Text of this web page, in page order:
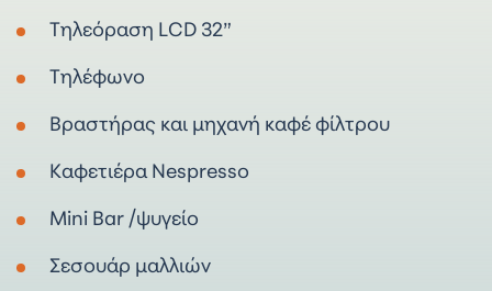
Τηλεόραση LCD 32”
Τηλέφωνο
Βραστήρας και μηχανή καφέ φίλτρου
Καφετιέρα Nespresso
Mini Bar /ψυγείο
Σεσουάρ μαλλιών